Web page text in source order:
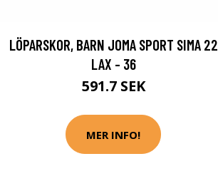
LÖPARSKOR, BARN JOMA SPORT SIMA 22
LAX - 36
591.7 SEK
MER INFO!